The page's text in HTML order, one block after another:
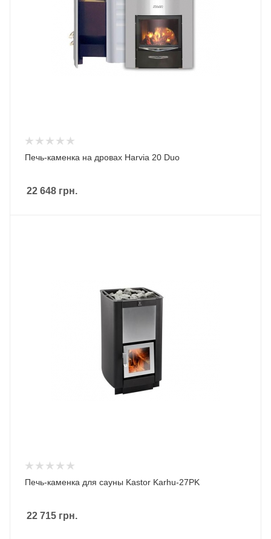
Печь-каменка на дровах Harvia 20 Duo
22 648 грн.
Печь-каменка для сауны Kastor Karhu-27PK
22 715 грн.